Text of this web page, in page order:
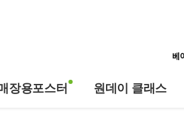
베
장용포스터 원데이 클래스